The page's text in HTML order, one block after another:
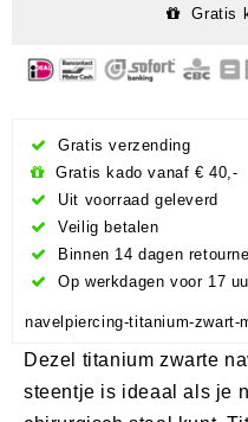
Gratis
Gratis verzending
Gratis kado vanaf € 40,-
Uit voorraad geleverd
Veilig betalen
Binnen 14 dagen
Op werkdagen voor 17
navelpiercing-titanium-zwart-
Dezel titanium zwarte
steentje is ideaal als je